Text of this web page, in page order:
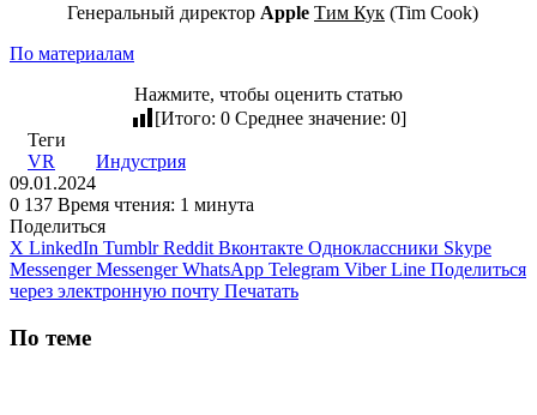
Генеральный директор Apple Тим Кук (Tim Cook)
По материалам
Нажмите, чтобы оценить статью
[Итого: 0 Среднее значение: 0]
Теги
VR
Индустрия
09.01.2024
0 137 Время чтения: 1 минута
Поделиться
X LinkedIn Tumblr Reddit Вконтакте Одноклассники Skype
Messenger Messenger WhatsApp Telegram Viber Line Поделиться
через электронную почту Печатать
По теме